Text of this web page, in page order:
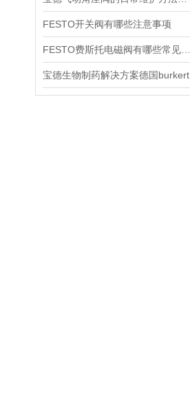
FESTO开关阀有哪些注意事项
宝德生物制药解决方案德国burkert